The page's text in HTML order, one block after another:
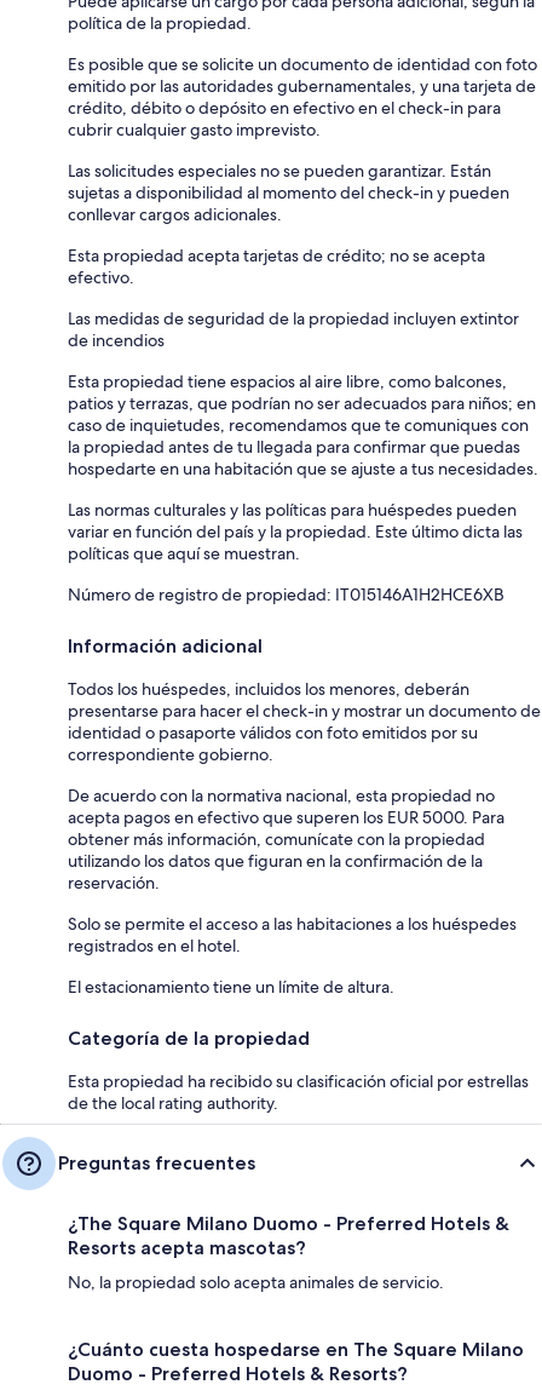
política de la propiedad.
Es posible que se solicite un documento de identidad con foto
emitido por las autoridades gubernamentales, y una tarjeta de
crédito, débito o depósito en efectivo en el check-in para
cubrir cualquier gasto imprevisto.
Las solicitudes especiales no se pueden garantizar. Están
sujetas a disponibilidad al momento del check-in y pueden
conllevar cargos adicionales.
Esta propiedad acepta tarjetas de crédito; no se acepta
efectivo.
Las medidas de seguridad de la propiedad incluyen extintor
de incendios
Esta propiedad tiene espacios al aire libre, como balcones,
patios y terrazas, que podrían no ser adecuados para niños; en
caso de inquietudes, recomendamos que te comuniques con
la propiedad antes de tu llegada para confirmar que puedas
hospedarte en una habitación que se ajuste a tus necesidades.
Las normas culturales y las políticas para huéspedes pueden
variar en función del país y la propiedad. Este último dicta las
políticas que aquí se muestran.
Número de registro de propiedad: IT015146A1H2HCE6XB
Información adicional
Todos los huéspedes, incluidos los menores, deberán
presentarse para hacer el check-in y mostrar un documento de
identidad o pasaporte válidos con foto emitidos por su
correspondiente gobierno.
De acuerdo con la normativa nacional, esta propiedad no
acepta pagos en efectivo que superen los EUR 5000. Para
obtener más información, comunícate con la propiedad
utilizando los datos que figuran en la confirmación de la
reservación.
Solo se permite el acceso a las habitaciones a los huéspedes
registrados en el hotel.
El estacionamiento tiene un límite de altura.
Categoría de la propiedad
Esta propiedad ha recibido su clasificación oficial por estrellas
de the local rating authority.
Preguntas frecuentes
¿The Square Milano Duomo - Preferred Hotels &
Resorts acepta mascotas?
No, la propiedad solo acepta animales de servicio.
¿Cuánto cuesta hospedarse en The Square Milano
Duomo - Preferred Hotels & Resorts?